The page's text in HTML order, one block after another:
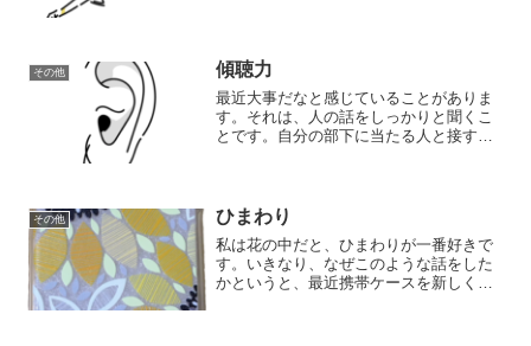
ている老害もいるよ...
その他 傾聴力
最近大事だなと感じていることがありま
す。それは、人の話をしっかりと聞くこ
とです。自分の部下に当たる人と接する
し方を考えられるため、有...
その他 ひまわり
私は花の中だと、ひまわりが一番好きで
す。いきなり、なぜこのような話をした
かというと、最近携帯ケースを新しくし